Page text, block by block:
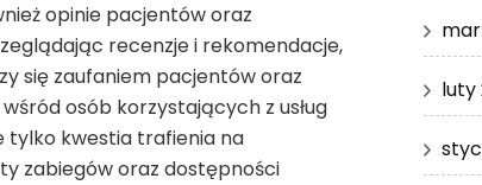
opinie pacjentów oraz
recenzje i rekomendacje,
się zaufaniem pacjentów oraz
osób korzystających z usług
tylko kwestia trafienia na
zabiegów oraz dostępności
luty